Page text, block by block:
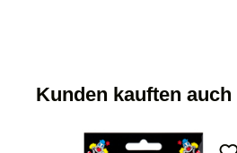
Kunden kauften auch